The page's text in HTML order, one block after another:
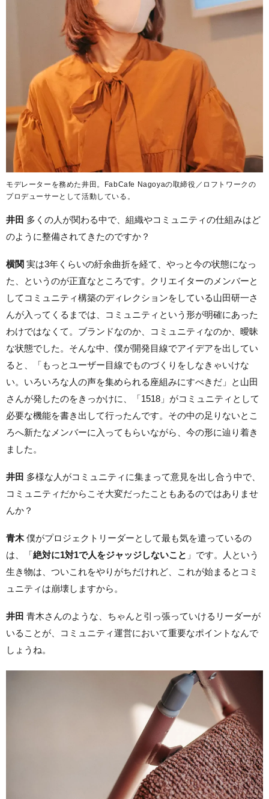
モデレーターを務めた井田。FabCafe Nagoyaの取締役／ロフトワークの
プロデューサーとして活動している。
井田 多くの人が関わる中で、組織やコミュニティの仕組みはど
のように整備されてきたのですか？
横関 実は3年くらいの紆余曲折を経て、やっと今の状態になっ
た、というのが正直なところです。クリエイターのメンバーと
してコミュニティ構築のディレクションをしている山田研一さ
んが入ってくるまでは、コミュニティという形が明確にあった
わけではなくて。ブランドなのか、コミュニティなのか、曖昧
な状態でした。そんな中、僕が開発目線でアイデアを出してい
ると、「もっとユーザー目線でものづくりをしなきゃいけな
い。いろいろな人の声を集められる座組みにすべきだ」と山田
さんが発したのをきっかけに、「1518」がコミュニティとして
必要な機能を書き出して行ったんです。その中の足りないとこ
ろへ新たなメンバーに入ってもらいながら、今の形に辿り着き
ました。
井田 多様な人がコミュニティに集まって意見を出し合う中で、
コミュニティだからこそ大変だったこともあるのではありませ
んか？
青木僕がプロジェクトリーダーとして最も気を遣っているの
は、「絶対に1対1で人をジャッジしないこと 」です。人という
生き物は、ついこれをやりがちだけれど、これが始まるとコミ
ュニティは崩壊しますから。
井田 青木さんのような、ちゃんと引っ張っていけるリーダーが
いることが、コミュニティ運営において重要なポイントなんで
しょうね。